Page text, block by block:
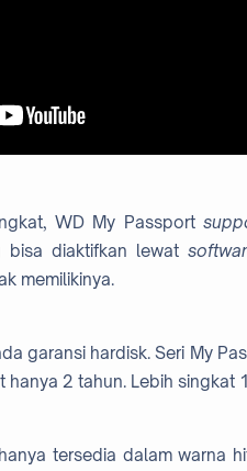
WD My Passport
bisa diaktifkan lewat
memilikinya.
garansi hardisk. Seri My
hanya 2 tahun. Lebih singkat
tersedia dalam warna